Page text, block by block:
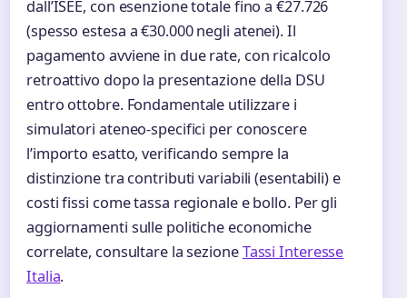
dall’ISEE, con esenzione totale fino a €27.726
(spesso estesa a €30.000 negli atenei). Il
pagamento avviene in due rate, con ricalcolo
retroattivo dopo la presentazione della DSU
entro ottobre. Fondamentale utilizzare i
simulatori ateneo-specifici per conoscere
l’importo esatto, verificando sempre la
distinzione tra contributi variabili (esentabili) e
costi fissi come tassa regionale e bollo. Per gli
aggiornamenti sulle politiche economiche
correlate, consultare la sezioneTassi Interesse
Italia.